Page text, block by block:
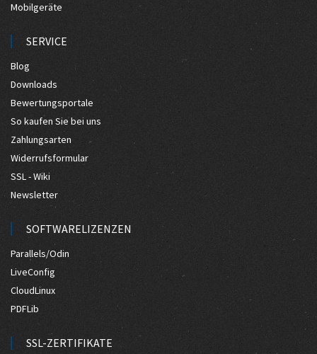
Mobilgeräte
SERVICE
Blog
Downloads
Bewertungsportale
So kaufen Sie bei uns
Zahlungsarten
Widerrufsformular
SSL - Wiki
Newsletter
SOFTWARELIZENZEN
Parallels/Odin
LiveConfig
CloudLinux
PDFLib
SSL-ZERTIFIKATE